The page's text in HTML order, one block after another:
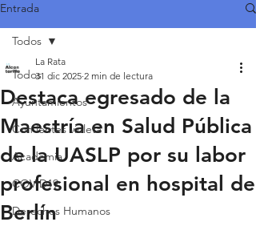
Entrada
Todos
Ayuntamientos
Con lentes violeta
Academia
COVID19
Derechos Humanos
Todos
Destaca egresado de la
Maestría en Salud Pública
de la UASLP por su labor
profesional en hospital de
Berlín
La Rata
31 dic 2025 2 min de lectura